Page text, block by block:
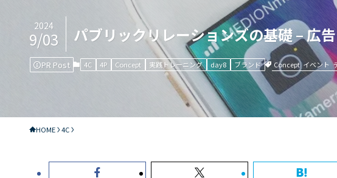
パブリックリレーションズの基礎 – 広
2024
9/03
PR Post 4C 4P Concept 実践トレーニング day8 ブランド Concept イベント
HOME 4C